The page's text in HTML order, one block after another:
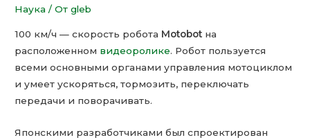
Наука / От gleb
100 км/ч — скорость робота Motobot на
расположенном видеоролике. Робот пользуется
всеми основными органами управления мотоциклом
и умеет ускоряться, тормозить, переключать
передачи и поворачивать.
Японскими разработчиками был спроектирован